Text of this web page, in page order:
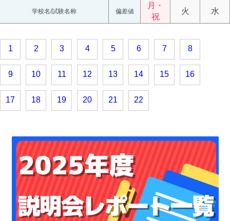
学校名/試験名称 偏差値
月・
祝
火 水
1 2 3 4 5 6 7 8
9 10 11 12 13 14 15 16
17 18 19 20 21 22